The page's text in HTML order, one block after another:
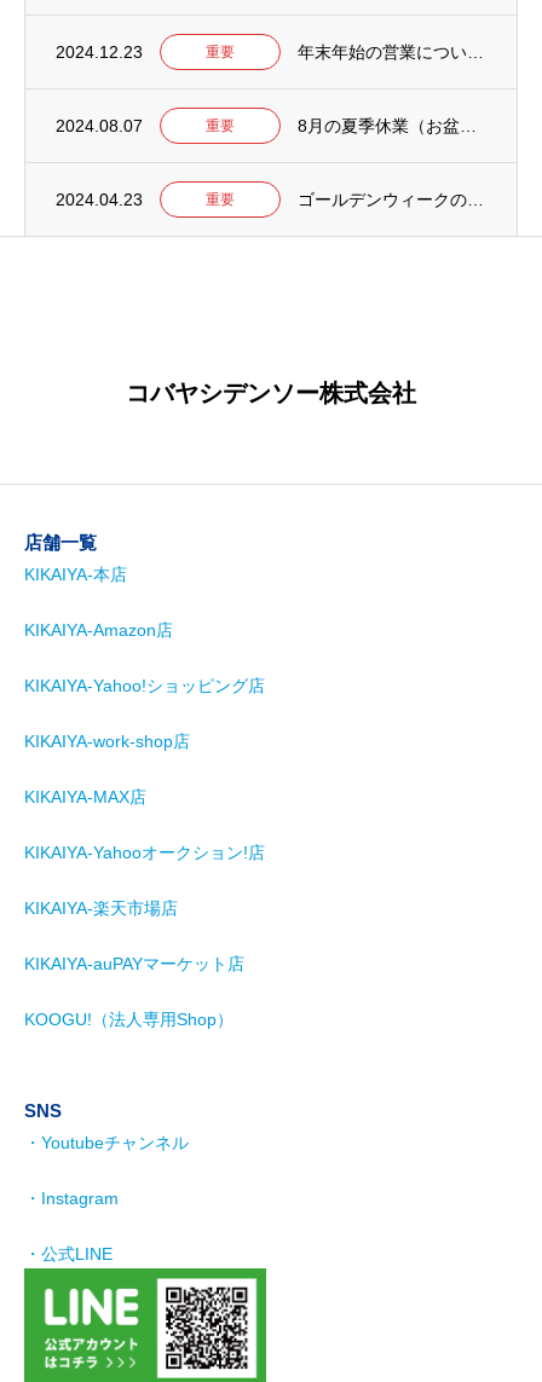
2024.12.23 重要
2024.08.07 重要
2024.04.23 重要
コバヤシデンソー株式会社
店舗一覧
KIKAIYA-本店
KIKAIYA-Amazon店
KIKAIYA-Yahoo!ショッピング店
KIKAIYA-work-shop店
KIKAIYA-MAX店
KIKAIYA-Yahooオークション!店
KIKAIYA-楽天市場店
KIKAIYA-auPAYマーケット店
KOOGU!（法人専用Shop）
SNS
・Youtubeチャンネル
・Instagram
・公式LINE